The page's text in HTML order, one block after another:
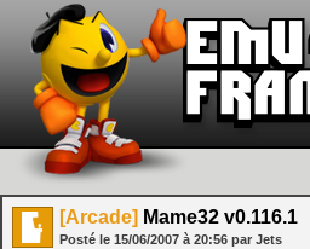
[Arcade] Mame32 v0.116.1
Posté le 15/06/2007 à 20:56 par Jets